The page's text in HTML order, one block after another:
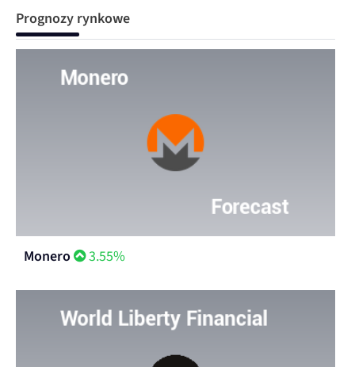
Prognozy rynkowe
Monero 3.55%